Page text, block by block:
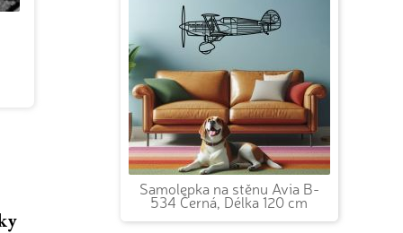
Samolepka na stěnu Avia B-
534 Černá, Délka 120 cm